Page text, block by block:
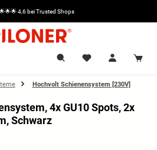
4,6 bei Trusted Shops
Hochvolt Schienensystem [230V]
4x GU10 Spots, 2x
Schwarz